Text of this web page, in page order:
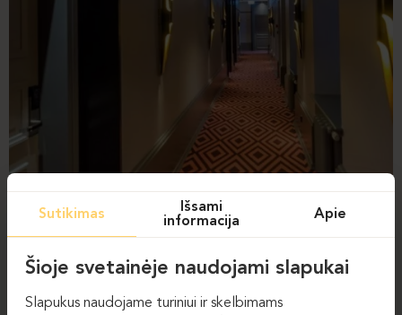
Sutikimas
Išsami
informacija
Apie
Šioje svetainėje naudojami slapukai
Slapukus naudojame turiniui ir skelbimams